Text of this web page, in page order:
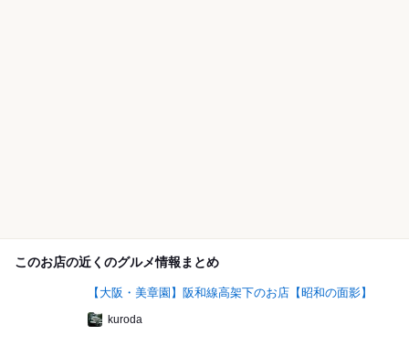
このお店の近くのグルメ情報まとめ
【大阪・美章園】阪和線高架下のお店【昭和の面影】
kuroda